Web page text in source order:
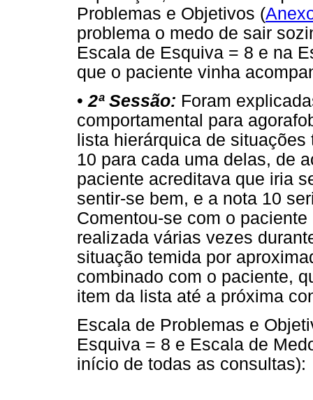
Problemas e Objetivos (
problema o medo de sair
Escala de Esquiva = 8 e na
que o paciente vinha
•2ª Sessão: Foram
comportamental para
lista hierárquica de
10 para cada uma delas, de
paciente acreditava que iria
sentir-se bem, e a nota 10
Comentou-se com o
realizada várias vezes
situação temida por
combinado com o paciente,
item da lista até a próxima
Escala de Problemas e
Esquiva = 8 e Escala de
início de todas as consultas):